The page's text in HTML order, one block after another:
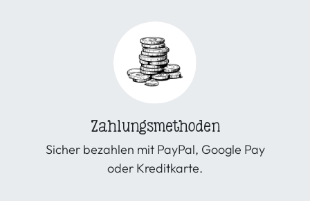
Zahlungsmethoden
Sicher bezahlen mit PayPal, Google Pay
oder Kreditkarte.